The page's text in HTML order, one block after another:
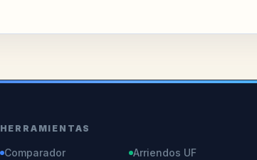
HERRAMIENTAS
Comparador
Arriendos UF